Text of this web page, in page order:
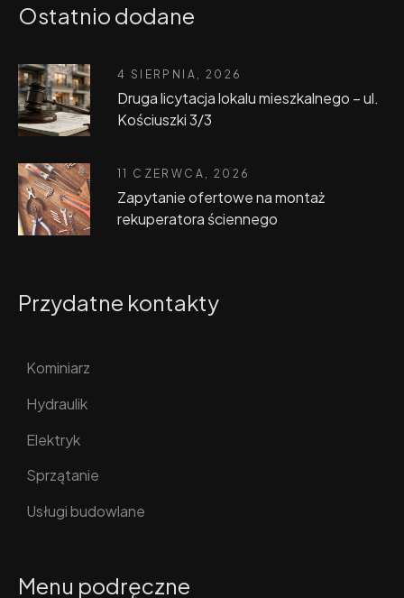
Ostatnio dodane
4 SIERPNIA, 2026
Druga licytacja lokalu mieszkalnego – ul.
Kościuszki 3/3
11 CZERWCA, 2026
Zapytanie ofertowe na montaż
rekuperatora ściennego
Przydatne kontakty
Kominiarz
Hydraulik
Elektryk
Sprzątanie
Usługi budowlane
Menu podręczne